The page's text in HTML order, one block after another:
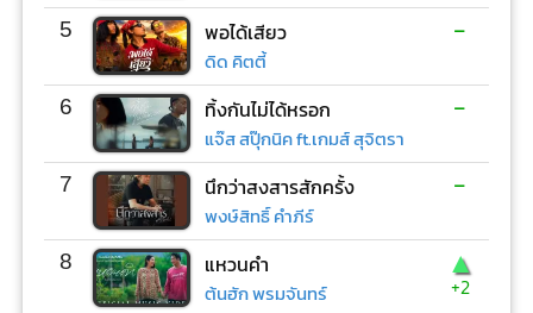
5 พอได้เสียว
ดิด คิตตี้
-
6 ทิ้งกันไม่ได้หรอก
แจ๊ส สปุ๊กนิค ft.เกมส์ สุจิตรา
-
7 นึกว่าสงสารสักครั้ง
พงษ์สิทธิ์ คำภีร์
-
8 แหวนคำ
ต้นฮัก พรมจันทร์
▲
+2